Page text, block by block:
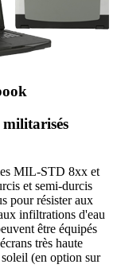
MIL-STD 8xx et
et semi-durcis
pour résister aux
infiltrations d'eau
être équipés
très haute
(en option sur